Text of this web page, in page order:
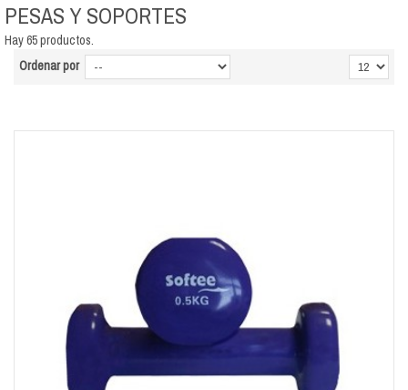
PESAS Y SOPORTES
Hay 65 productos.
Ordenar por